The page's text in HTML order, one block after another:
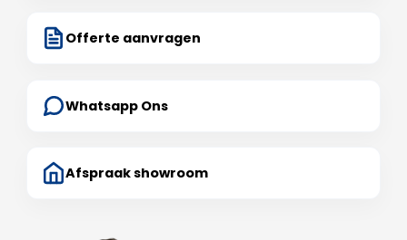
Offerte aanvragen
Whatsapp Ons
Afspraak showroom